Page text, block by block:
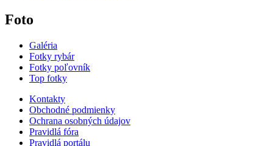
Foto
Galéria
Fotky rybár
Fotky poľovník
Top fotky
Kontakty
Obchodné podmienky
Ochrana osobných údajov
Pravidlá fóra
Pravidlá portálu